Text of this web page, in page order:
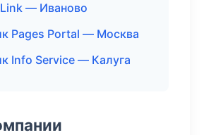
— Иваново
Pages Portal — Москва
Info Service — Калуга